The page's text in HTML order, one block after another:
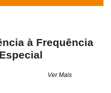
à Frequência
Ver Mais